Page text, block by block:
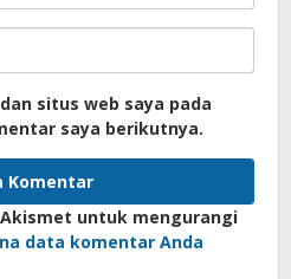
situs web saya pada
saya berikutnya.
untuk mengurangi
data komentar Anda